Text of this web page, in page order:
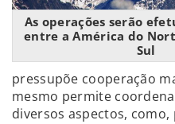
As operações serão
entre a América do
Sul
pressupõe cooperação
mesmo permite
diversos aspectos,